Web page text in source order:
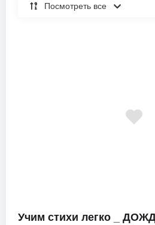
Посмотреть все
Учим стихи легко _